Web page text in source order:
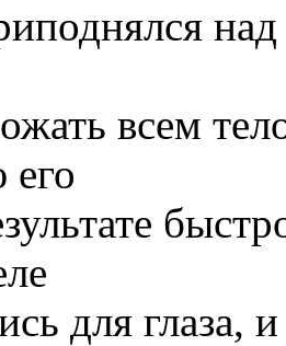
всем
для глаза,